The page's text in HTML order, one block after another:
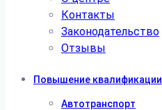
Контакты
Законодательство
Отзывы
Повышение квалификации
Автотранспорт